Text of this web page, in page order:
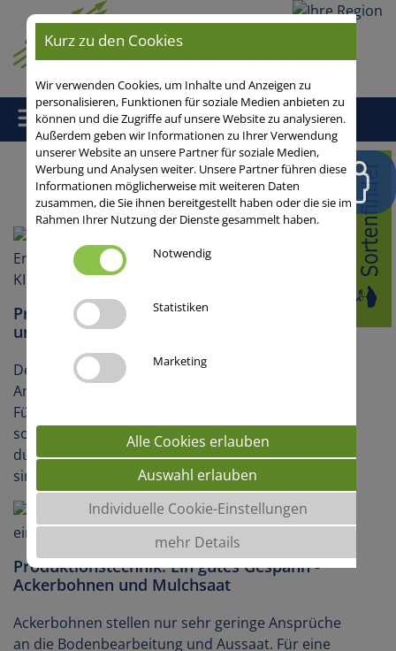
Ihre
Home/Aus der Praxis/Leguminosen/Körnererbsen/
Aussaat/Bodenbearbeitung
Produktionstechnik: Erbsen wollen tief und
ungestört wurzeln
Der Anbau von Körnererbsen stellt hohe
Ansprüche an den Boden und seine Bearbeitung.
Für den erfolgreichen Körnererbsenanbau gilt: Je
sorgfältiger Bodenbearbeitung und Aussaat
durchgeführt werden, umso sicherer und höher
sind Pflanzenaufgang und Ertrag.
Produktionstechnik: Ein gutes Gespann -
Ackerbohnen und Mulchsaat
Ackerbohnen stellen nur sehr geringe Ansprüche
an die Bodenbearbeitung und Aussaat. Für eine
Kurz zu den Cookies
Wir verwenden Cookies, um Inhalte und Anzeigen zu
personalisieren, Funktionen für soziale Medien anbieten zu
können und die Zugriffe auf unsere Website zu analysieren.
Außerdem geben wir Informationen zu Ihrer Verwendung
unserer Website an unsere Partner für soziale Medien,
Werbung und Analysen weiter. Unsere Partner führen diese
Informationen möglicherweise mit weiteren Daten
zusammen, die Sie ihnen bereitgestellt haben oder die sie im
Rahmen Ihrer Nutzung der Dienste gesammelt haben.
Notwendig
Statistiken
Marketing
Alle Cookies erlauben
Auswahl erlauben
Individuelle Cookie-Einstellungen
mehr Details